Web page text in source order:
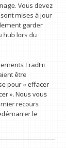
Vous devez
mises à jour
garder
hub lors du
TradFri
être
pour « effacer
». Nous vous
recours
le